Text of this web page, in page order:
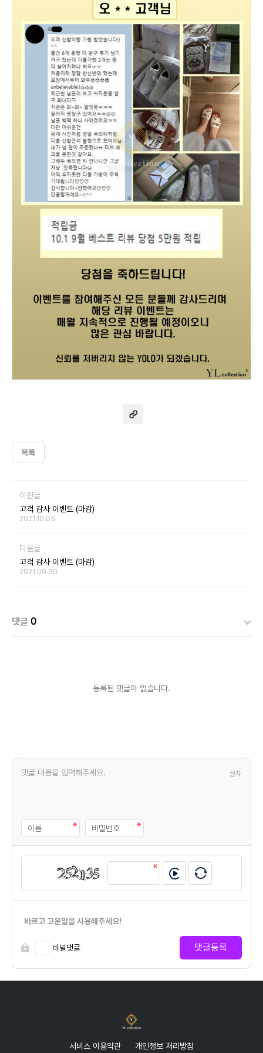
목록
이전글
고객 감사 이벤트 (마감)
2021.10.05
다음글
고객 감사 이벤트 (마감)
2021.09.30
댓글 0
등록된 댓글이 없습니다.
글자
바르고 고운말을 사용해주세요!
비밀댓글 댓글등록
서비스 이용약관 개인정보 처리방침